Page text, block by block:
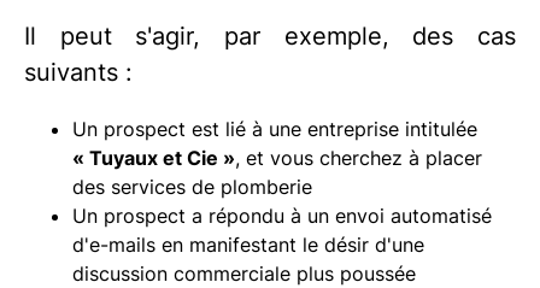
Il peut s'agir, par exemple, des cas
suivants :
Un prospect est lié à une entreprise intitulée
« Tuyaux et Cie », et vous cherchez à placer
des services de plomberie
Un prospect a répondu à un envoi automatisé
d'e-mails en manifestant le désir d'une
discussion commerciale plus poussée